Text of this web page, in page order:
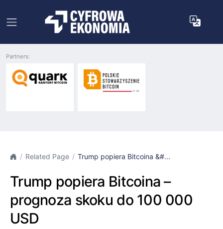
Partners:
Related Page Trump popiera Bitcoina &#...
Trump popiera Bitcoina –
prognoza skoku do 100 000
USD